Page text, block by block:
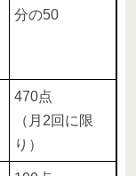
分の50
470点
（月2回に限
り）